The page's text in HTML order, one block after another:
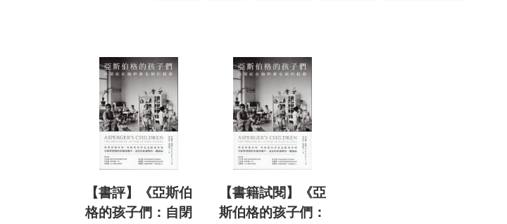
【書評】《亞斯伯
格的孩子們：自閉
【書籍試閱】《亞
斯伯格的孩子們：